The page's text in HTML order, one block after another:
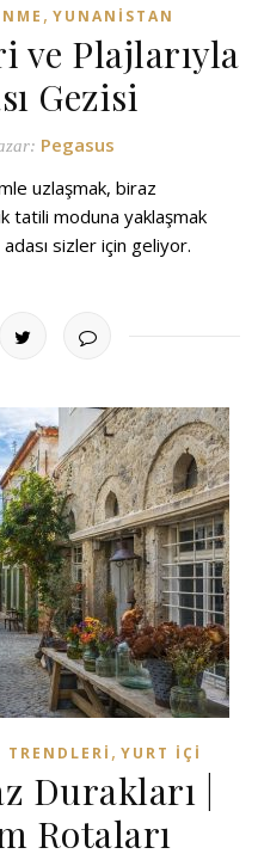
, YUNANISTAN
ve Plajlarıyla
Gezisi
Pegasus
uzlaşmak, biraz
tatili moduna yaklaşmak
sizler için geliyor.
TRENDLERI , YURT İÇI
Durakları |
Rotaları